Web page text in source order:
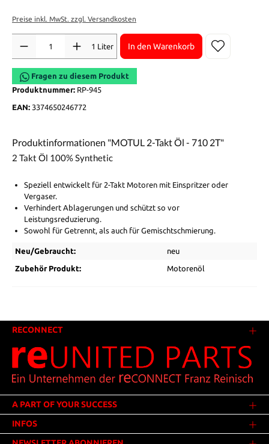
Preise inkl. MwSt. zzgl. Versandkosten
1 Liter
In den Warenkorb
Fragen zu diesem Produkt
Produktnummer: RP-945
EAN: 3374650246772
Produktinformationen "MOTUL 2-Takt Öl - 710 2T"
2 Takt Öl 100% Synthetic
Speziell entwickelt für 2-Takt Motoren mit Einspritzer oder
Vergaser.
Verhindert Ablagerungen und schützt so vor
Leistungsreduzierung.
Sowohl für Getrennt, als auch für Gemischtschmierung.
Neu/Gebraucht: neu
Zubehör Produkt: Motorenöl
RECONNECT
A PART OF YOUR SUCCESS
INFOS